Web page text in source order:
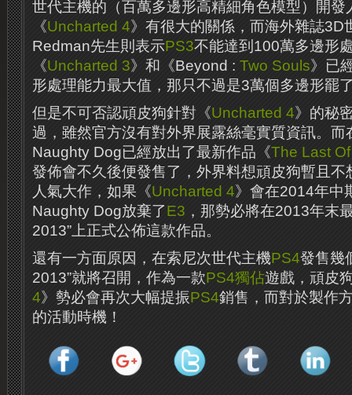
世代主機的（百萬多邊形高精細角色模型）開發
《Uncharted 4》有很大的關係，而海外雜誌3D
Redman先生則表示PS3不能達到100萬多邊形
《Uncharted 3》和《Beyond : Two Souls》已
形處理能力最大值，那只不過是3萬個多邊形罷
但是不可否認頑皮狗針對《Uncharted 4》的秘
過，雖然官方沒有對外界展露絲毫實質資訊。而
Naughty Dog已經放出了最新作品《The Last
發佈會不久後便發售了，外界料想頑皮狗暫且不
人氣大作，如果《Uncharted 4》會在2014年中
Naughty Dog放棄了E3 ，那勢必將在2013年末
2013”上正式公佈這款作品。
還有一方面原因，在索尼次世代主機PS4發售幾
2013”就將召開，作為一款PS4獨佔遊戲，頑皮
4》勢必會再次大幅提振PS4銷售，而對於製作
的活動時機！